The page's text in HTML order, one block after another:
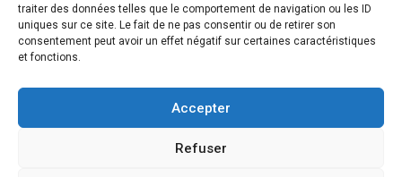
traiter des données telles que le comportement de navigation ou les ID
uniques sur ce site. Le fait de ne pas consentir ou de retirer son
consentement peut avoir un effet négatif sur certaines caractéristiques
et fonctions.
Accepter
Refuser
Mentions Légales
réservés. Un site développé par